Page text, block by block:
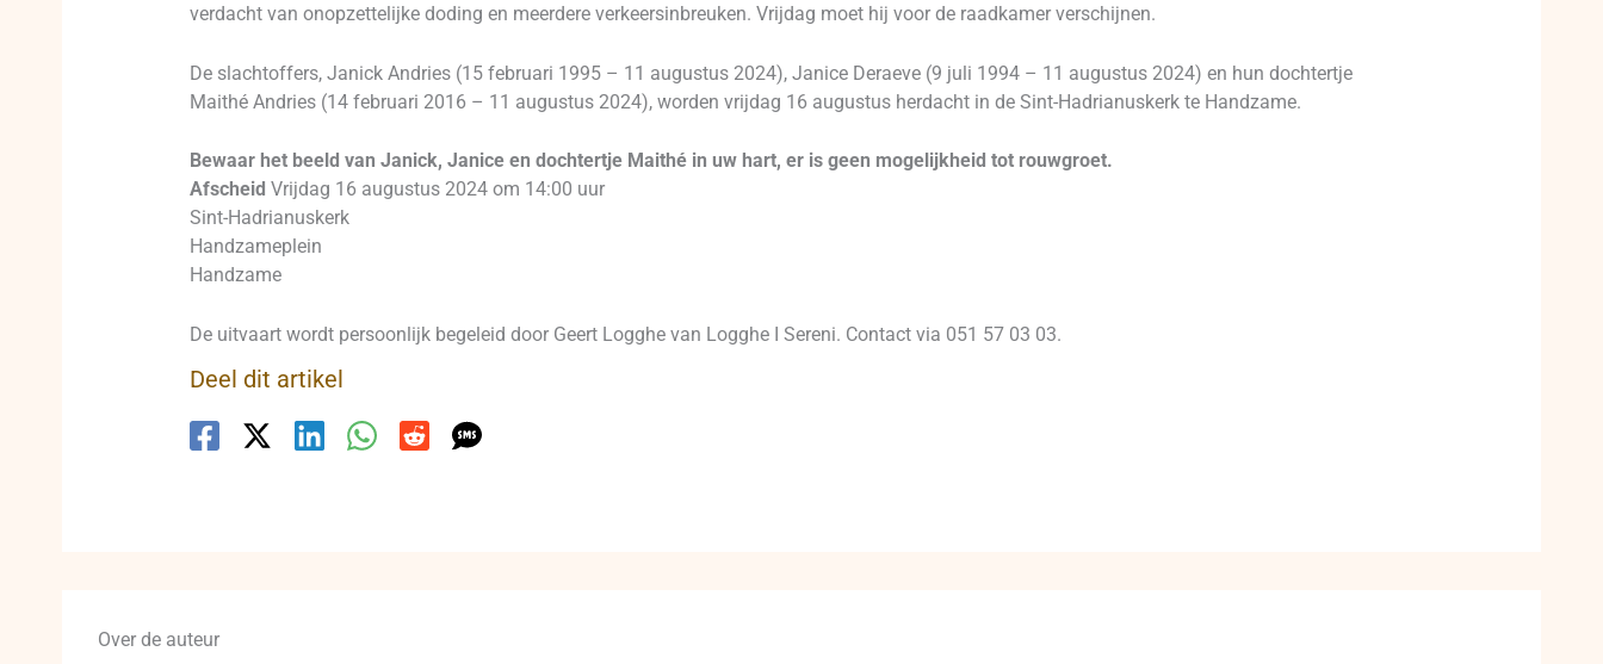
verdacht van onopzettelijke doding en meerdere verkeersinbreuken. Vrijdag moet hij voor de raadkamer verschijnen.
De slachtoffers, Janick Andries (15 februari 1995 – 11 augustus 2024), Janice Deraeve (9 juli 1994 – 11 augustus 2024) en hun dochtertje
Maithé Andries (14 februari 2016 – 11 augustus 2024), worden vrijdag 16 augustus herdacht in de Sint-Hadrianuskerk te Handzame.
Bewaar het beeld van Janick, Janice en dochtertje Maithé in uw hart, er is geen mogelijkheid tot rouwgroet.
Afscheid Vrijdag 16 augustus 2024 om 14:00 uur
Sint-Hadrianuskerk
Handzameplein
Handzame
De uitvaart wordt persoonlijk begeleid door Geert Logghe van Logghe I Sereni. Contact via 051 57 03 03.
Deel dit artikel
Over de auteur